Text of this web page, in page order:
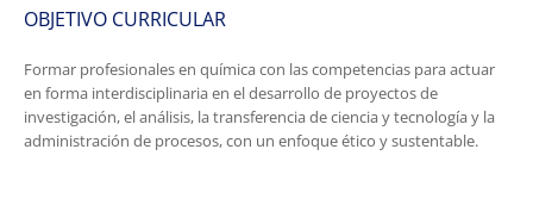
OBJETIVO CURRICULAR
Formar profesionales en química con las competencias para actuar
en forma interdisciplinaria en el desarrollo de proyectos de
investigación, el análisis, la transferencia de ciencia y tecnología y la
administración de procesos, con un enfoque ético y sustentable.